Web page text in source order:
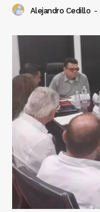
Alejandro Cedillo -